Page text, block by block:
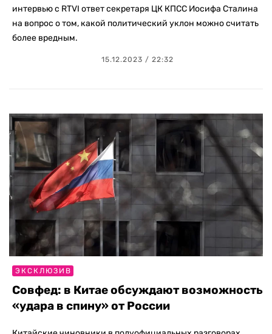
интервью с RTVI ответ секретаря ЦК КПСС Иосифа Сталина
на вопрос о том, какой политический уклон можно считать
более вредным.
15.12.2023 / 22:32
ЭКСКЛЮЗИВ
Совфед: в Китае обсуждают возможность
«удара в спину» от России